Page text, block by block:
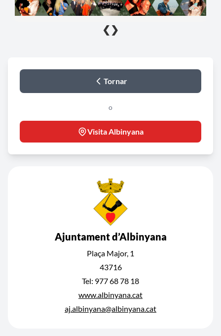
❮ ❯
Tornar
o
Visita Albinyana
Ajuntament d’Albinyana
Plaça Major, 1
43716
Tel: 977 68 78 18
www.albinyana.cat
aj.albinyana@albinyana.cat